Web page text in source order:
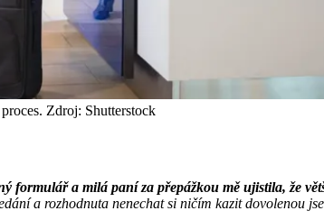
Zdroj: Shutterstock
formulář a milá paní za přepážkou mě ujistila, že
a rozhodnuta nenechat si ničím kazit dovolenou